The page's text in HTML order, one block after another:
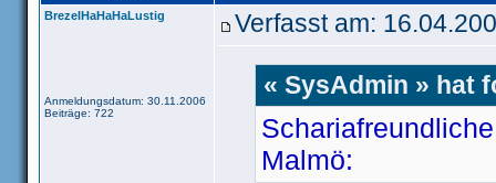
BrezelHaHaHaLustig
Anmeldungsdatum: 30.11.2006
Beiträge: 722
Verfasst am:
« SysAdmin » hat
Malmö: